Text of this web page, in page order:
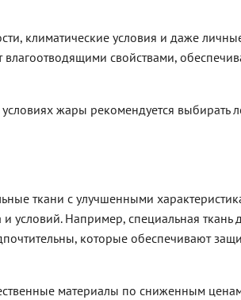
климатические условия и даже
свойствами,
жары рекомендуется выбирать
ткани с улучшенными
Например, специальная ткань
которые обеспечивают
материалы по сниженным